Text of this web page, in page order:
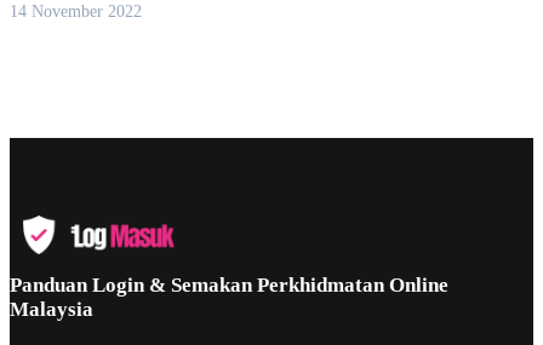
14 November 2022
Panduan Login & Semakan Perkhidmatan Online
Malaysia